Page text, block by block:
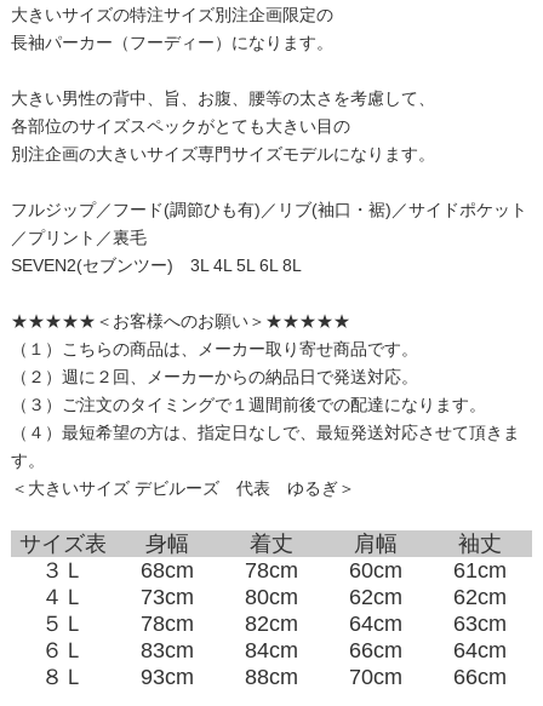
大きいサイズの特注サイズ別注企画限定の
長袖パーカー（フーディー）になります。
大きい男性の背中、旨、お腹、腰等の太さを考慮して、
各部位のサイズスペックがとても大きい目の
別注企画の大きいサイズ専門サイズモデルになります。
フルジップ／フード(調節ひも有)／リブ(袖口・裾)／サイドポケット
／プリント／裏毛
SEVEN2(セブンツー) 3L 4L 5L 6L 8L
★★★★★＜お客様へのお願い＞★★★★★
（１）こちらの商品は、メーカー取り寄せ商品です。
（２）週に２回、メーカーからの納品日で発送対応。
（３）ご注文のタイミングで１週間前後での配達になります。
（４）最短希望の方は、指定日なしで、最短発送対応させて頂きま
す。
＜大きいサイズ デビルーズ 代表 ゆるぎ＞
サイズ表 身幅 着丈 肩幅
袖丈
３Ｌ
68cm 78cm 60cm
61cm
４Ｌ
73cm 80cm 62cm
62cm
５Ｌ
78cm 82cm 64cm
63cm
６Ｌ
83cm 84cm 66cm
64cm
８Ｌ
93cm 88cm 70cm 66cm